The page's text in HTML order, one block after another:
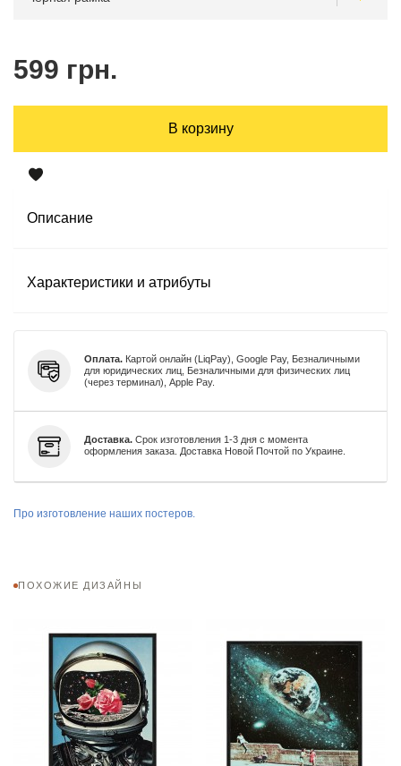
599 грн.
В корзину
Описание
Характеристики и атрибуты
Оплата. Картой онлайн (LiqPay), Google Pay, Безналичными
для юридических лиц, Безналичными для физических лиц
(через терминал), Apple Pay.
Доставка. Срок изготовления 1-3 дня с момента
оформления заказа. Доставка Новой Почтой по Украине.
Про изготовление наших постеров.
ПОХОЖИЕ ДИЗАЙНЫ